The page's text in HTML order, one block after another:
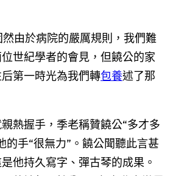
然由於病院的嚴厲規則，我們難
世紀學者的會見，但饒公的家
第一時光為我們轉包養述了那
熱握手，季老稱贊饒公“多才多
的手“很無力”。饒公聞聽此言甚
他持久寫字、彈古琴的成果。